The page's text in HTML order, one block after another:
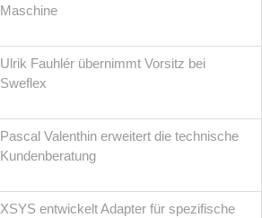
Maschine
Ulrik Fauhlér übernimmt Vorsitz bei
Sweflex
Pascal Valenthin erweitert die technische
Kundenberatung
XSYS entwickelt Adapter für spezifische